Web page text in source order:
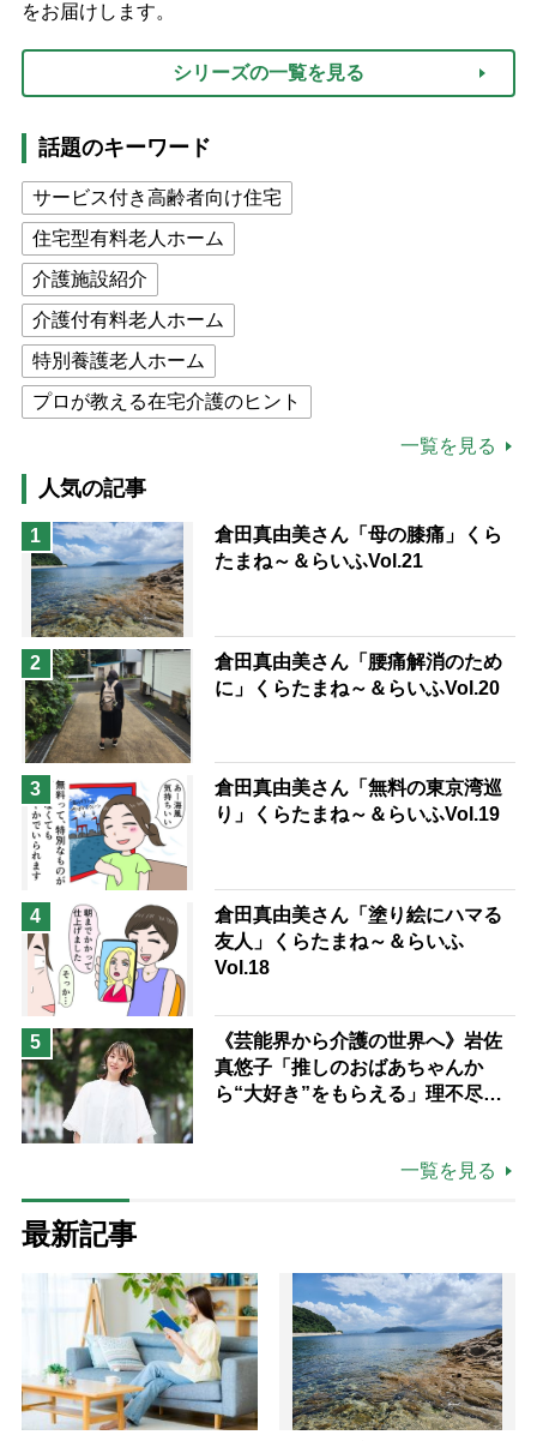
をお届けします。
シリーズの一覧を見る
話題のキーワード
サービス付き高齢者向け住宅
住宅型有料老人ホーム
介護施設紹介
介護付有料老人ホーム
特別養護老人ホーム
プロが教える在宅介護のヒント
高木ブー
ケアマネジャー
猫が母になつきません
息子の遠距離介護サバイバル術
兄がボケました
予防法
一覧を見る
人気の記事
1
倉田真由美さん「母の膝痛」くら
たまね～＆らいふVol.21
2
倉田真由美さん「腰痛解消のため
に」くらたまね～＆らいふVol.20
3
倉田真由美さん「無料の東京湾巡
り」くらたまね～＆らいふVol.19
4
倉田真由美さん「塗り絵にハマる
友人」くらたまね～＆らいふ
Vol.18
5
《芸能界から介護の世界へ》岩佐
真悠子「推しのおばあちゃんか
ら“大好き”をもらえる」理不尽さ
一覧を見る
最新記事